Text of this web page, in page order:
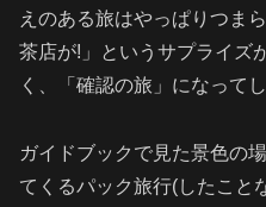
えのある旅はやっぱりつま
茶店が!」というサプライズ
く、「確認の旅」になってし
ガイドブックで見た景色の
てくるパック旅行(したこと